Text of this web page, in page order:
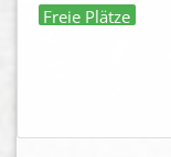
Freie Plätze